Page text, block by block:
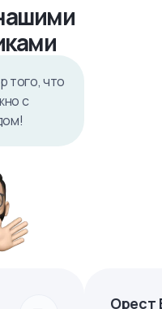
того, что
с
Орест